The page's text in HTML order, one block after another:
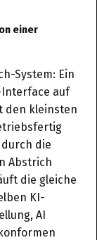
einer
System: Ein
Interface auf
den kleinsten
die
Abstrich
die gleiche
KI-
AI